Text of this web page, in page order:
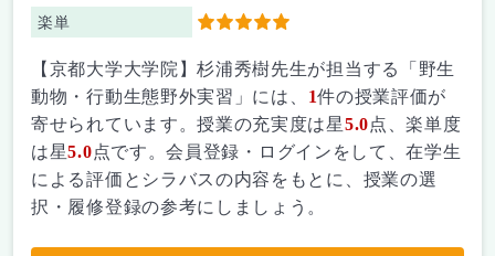
楽単 5
【京都大学大学院】杉浦秀樹先生が担当する「野生
動物・行動生態野外実習」には、 1件の授業評価が
寄せられています。授業の充実度は星5.0点、楽単度
は星5.0点です。会員登録・ログインをして、在学生
による評価とシラバスの内容をもとに、授業の選
択・履修登録の参考にしましょう。